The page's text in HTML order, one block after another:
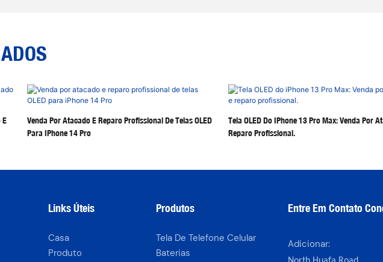
E
Venda Por Atacado E Reparo Profissional De Telas OLED
Para IPhone 14 Pro
Tela OLED Do IPhone 13 Pro Max: Venda Por
Reparo Profissional.
Links Úteis
Casa
Produto
Produtos
Tela De Telefone Celular
Baterias
Entre Em Contato
Adicionar: